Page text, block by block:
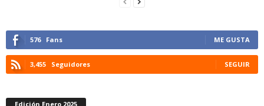
576 Fans ME GUSTA
3,455 Seguidores SEGUIR
Edición Enero 2025